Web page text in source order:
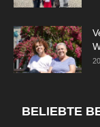
BELIEBTE